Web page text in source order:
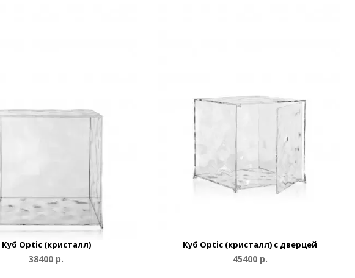
Куб Optic (кристалл)
38400 р.
Куб Optic (кристалл) с дверцей
45400 р.